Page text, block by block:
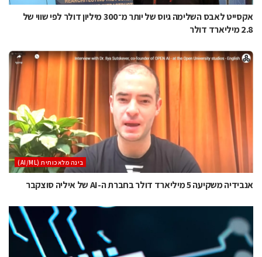
אקסייט לאבס השלימה גיוס של יותר מ־300 מיליון דולר לפי שווי של
2.8 מיליארד דולר
בינה מלאכותית (AI/ML)
אנבידיה משקיעה 5 מיליארד דולר בחברת ה-AI של איליה סוצקבר